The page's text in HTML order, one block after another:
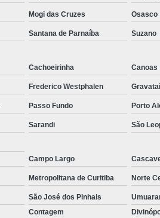
a Gás para Fusão de Aluminio
Forno Industrial a Gás para Fusão
Industrial para Fusão de Metal
para Fusão Industrial
Forno
Elétrico Industrial Novo
Forno
Elétrico para Derreter Alumínio
Forno Elétrico para Derreter Ouro
Forno Elétrico para Fundição
Forno Elétrico para Indústria
Empresas de Fornos Industriais
Mogi das Cruzes Osasco
Santana de Parnaíba Suzano
Cachoeirinha Canoas
Frederico Westphalen Gravataí
Passo Fundo Porto
Sarandi São
Campo Largo
Metropolitana de Curitiba Norte
São José dos Pinhais
Contagem